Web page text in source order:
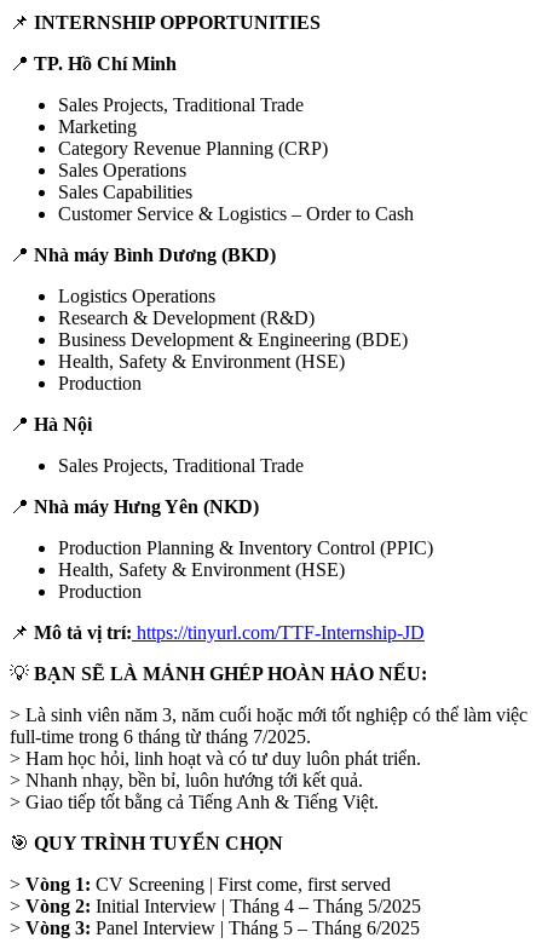
📌 INTERNSHIP OPPORTUNITIES
📍 TP. Hồ Chí Minh
Sales Projects, Traditional Trade
Marketing
Category Revenue Planning (CRP)
Sales Operations
Sales Capabilities
Customer Service & Logistics – Order to Cash
📍 Nhà máy Bình Dương (BKD)
Logistics Operations
Research & Development (R&D)
Business Development & Engineering (BDE)
Health, Safety & Environment (HSE)
Production
📍 Hà Nội
Sales Projects, Traditional Trade
📍 Nhà máy Hưng Yên (NKD)
Production Planning & Inventory Control (PPIC)
Health, Safety & Environment (HSE)
Production
📌 Mô tả vị trí: https://tinyurl.com/TTF-Internship-JD
💡 BẠN SẼ LÀ MẢNH GHÉP HOÀN HẢO NẾU:
> Là sinh viên năm 3, năm cuối hoặc mới tốt nghiệp có thể làm việc
full-time trong 6 tháng từ tháng 7/2025.
> Ham học hỏi, linh hoạt và có tư duy luôn phát triển.
> Nhanh nhạy, bền bỉ, luôn hướng tới kết quả.
> Giao tiếp tốt bằng cả Tiếng Anh & Tiếng Việt.
🎯 QUY TRÌNH TUYỂN CHỌN
> Vòng 1: CV Screening | First come, first served
> Vòng 2: Initial Interview | Tháng 4 – Tháng 5/2025
> Vòng 3: Panel Interview | Tháng 5 – Tháng 6/2025